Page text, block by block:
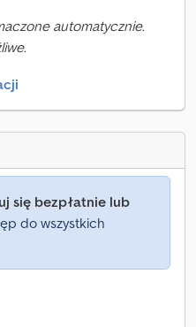
automatycznie.
się bezpłatnie lub
do wszystkich